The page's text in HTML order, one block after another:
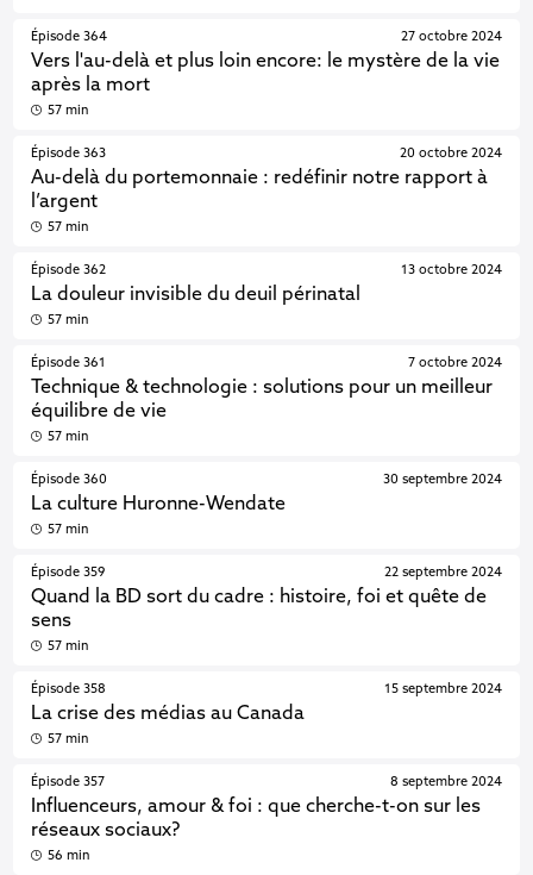
Épisode 364
Vers l'au-delà et plus loin encore: le mystère de la vie
après la mort
27 octobre 2024
57 min
Épisode 363
Au-delà du portemonnaie : redéfinir notre rapport à
l’argent
20 octobre 2024
57 min
Épisode 362
La douleur invisible du deuil périnatal
13 octobre 2024
57 min
Épisode 361
Technique & technologie : solutions pour un meilleur
équilibre de vie
7 octobre 2024
57 min
Épisode 360
La culture Huronne-Wendate
30 septembre 2024
57 min
Épisode 359
Quand la BD sort du cadre : histoire, foi et quête de
sens
22 septembre 2024
57 min
Épisode 358
La crise des médias au Canada
15 septembre 2024
57 min
Épisode 357
Influenceurs, amour & foi : que cherche-t-on sur les
réseaux sociaux?
8 septembre 2024
56 min